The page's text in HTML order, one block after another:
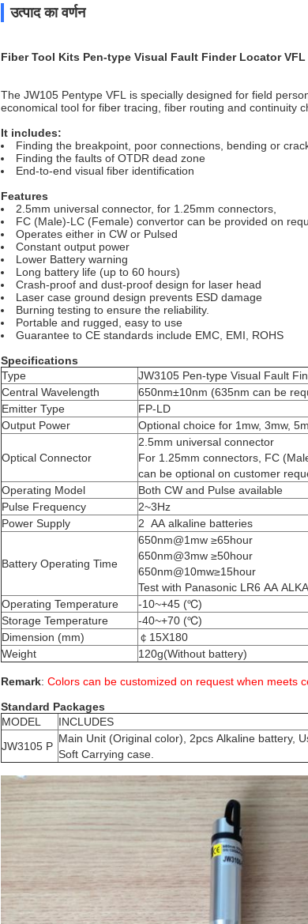
उत्पाद का वर्णन
Fiber Tool Kits Pen-type Visual Fault Finder Locator
The JW105 Pentype VFL is specially designed for field
economical tool for fiber tracing, fiber routing and continuity
It includes:
Finding the breakpoint, poor connections, bending or
Finding the faults of OTDR dead zone
End-to-end visual fiber identification
Features
2.5mm universal connector, for 1.25mm connectors,
FC (Male)-LC (Female) convertor can be provided on
Operates either in CW or Pulsed
Constant output power
Lower Battery warning
Long battery life (up to 60 hours)
Crash-proof and dust-proof design for laser head
Laser case ground design prevents ESD damage
Burning testing to ensure the reliability.
Portable and rugged, easy to use
Guarantee to CE standards include EMC, EMI, ROHS
Specifications
Type
JW3105 Pen-type Visual Fault
Central Wavelength
650nm±10nm (635nm can be
Emitter Type
FP-LD
Output Power
Optional choice for 1mw, 3mw,
Optical Connector
2.5mm universal connector
For 1.25mm connectors, FC
can be optional on customer
Operating Model
Both CW and Pulse available
Pulse Frequency
2~3Hz
Power Supply
2 AA alkaline batteries
Battery Operating Time
650nm@1mw ≥65hour
650nm@3mw ≥50hour
650nm@10mw≥15hour
Test with Panasonic LR6 AA
Operating Temperature
-10~+45 (℃)
Storage Temperature
-40~+70 (℃)
Dimension (mm)
￠15X180
Weight
120g(Without battery)
Remark: Colors can be customized on request when meets
Standard Packages
MODEL
INCLUDES
JW3105 P
Main Unit (Original color), 2pcs Alkaline battery,
Soft Carrying case.